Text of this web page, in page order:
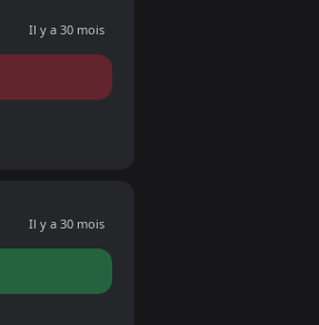
Il y a 30 mois
Il y a 30 mois